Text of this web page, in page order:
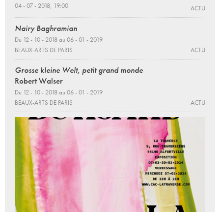
04 - 07 - 2018, 19:00 ACTU
Nairy Baghramian
Du 12 - 10 - 2018 au 06 - 01 - 2019
BEAUX-ARTS DE PARIS
ACTU
Grosse kleine Welt, petit grand monde
Robert Walser
Du 12 - 10 - 2018 au 06 - 01 - 2019
BEAUX-ARTS DE PARIS
ACTU